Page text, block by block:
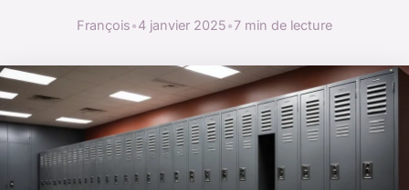
François•4 janvier 2025•7 min de lecture